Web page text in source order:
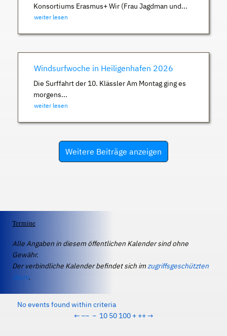
Konsortiums Erasmus+ Wir (Frau Jagdman und...
weiter lesen
Windsurfwoche in Heiligenhafen 2026
Die Surffahrt der 10. Klässler Am Montag ging es
morgens...
weiter lesen
Weitere Beiträge anzeigen
Termine
Alle Angaben in diesem öffentlichen Kalender sind ohne
Gewähr.
Der verbindliche Kalender befindet sich imzugriffsgeschützten
IServ.
No events found within criteria
← −− − 10 50 100 + ++→